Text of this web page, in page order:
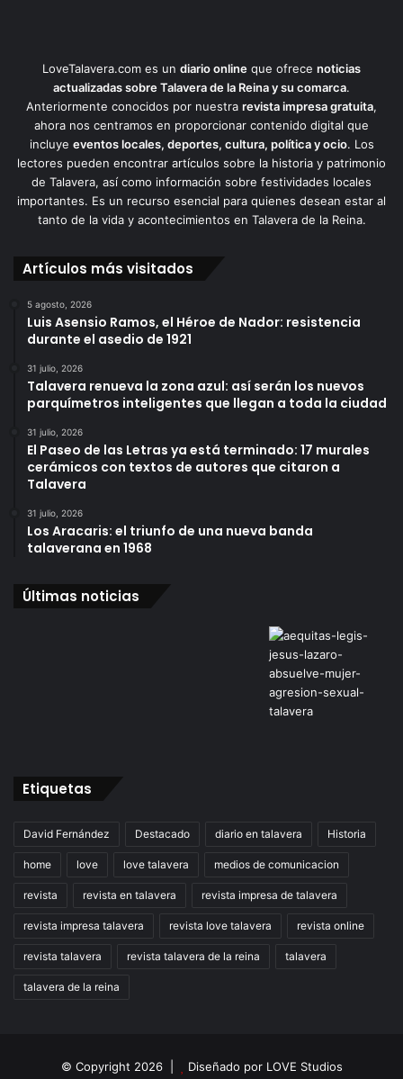
LoveTalavera.com es un diario online que ofrece noticias
actualizadas sobre Talavera de la Reina y su comarca.
Anteriormente conocidos por nuestra revista impresa gratuita,
ahora nos centramos en proporcionar contenido digital que
incluye eventos locales, deportes, cultura, política y ocio. Los
lectores pueden encontrar artículos sobre la historia y patrimonio
de Talavera, así como información sobre festividades locales
importantes. Es un recurso esencial para quienes desean estar al
tanto de la vida y acontecimientos en Talavera de la Reina.
Artículos más visitados
5 agosto, 2026
Luis Asensio Ramos, el Héroe de Nador: resistencia
durante el asedio de 1921
31 julio, 2026
Talavera renueva la zona azul: así serán los nuevos
parquímetros inteligentes que llegan a toda la ciudad
31 julio, 2026
El Paseo de las Letras ya está terminado: 17 murales
cerámicos con textos de autores que citaron a
Talavera
31 julio, 2026
Los Aracaris: el triunfo de una nueva banda
talaverana en 1968
Últimas noticias
Etiquetas
David Fernández Destacado diario en talavera Historia
home love love talavera medios de comunicacion
revista revista en talavera revista impresa de talavera
revista impresa talavera revista love talavera revista online
revista talavera revista talavera de la reina talavera
talavera de la reina
© Copyright 2026 | Diseñado por LOVE Studios